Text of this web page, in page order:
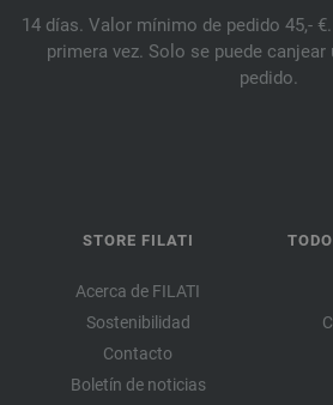
14 días. Valor mínimo de pedido 45,-
primera vez. Solo se puede
pedido.
STORE FILATI
Acerca de FILATI
Sostenibilidad
Contacto
Boletín de noticias